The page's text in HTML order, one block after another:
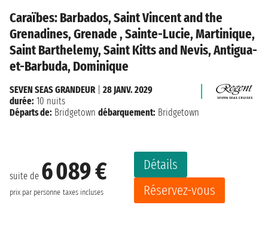
Caraïbes: Barbados, Saint Vincent and the
Grenadines, Grenade , Sainte-Lucie, Martinique,
Saint Barthelemy, Saint Kitts and Nevis, Antigua-
et-Barbuda, Dominique
suite de 6 089 €
prix par personne taxes incluses
Détails
Réservez-vous
SEVEN SEAS GRANDEUR
28 JANV. 2029
durée: 10 nuits
Départs de: Bridgetown débarquement: Bridgetown